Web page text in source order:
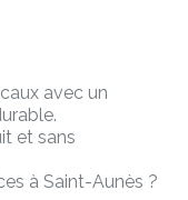
avec un
et sans
à Saint-Aunès ?